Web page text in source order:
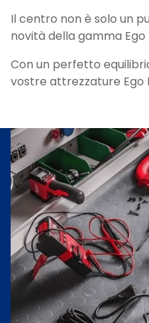
Il centro non è solo un
novità della gamma Ego
Con un perfetto
vostre attrezzature Ego